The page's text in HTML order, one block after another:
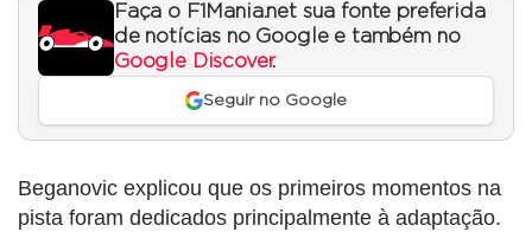
Faça o F1Mania.net sua fonte preferida
de notícias no Google e também no
Google Discover.
Seguir no Google
Beganovic explicou que os primeiros momentos na
pista foram dedicados principalmente à adaptação.